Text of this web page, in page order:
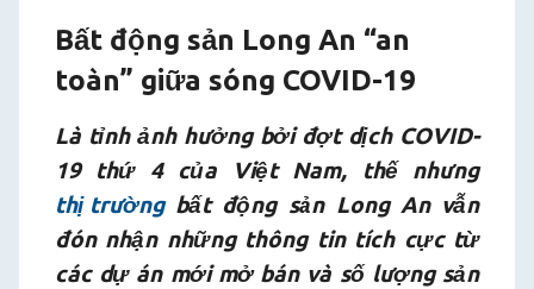
19Bất động sản Long An “an
toàn” giữa sóng COVID-19
Là tỉnh ảnh hưởng bởi đợt dịch COVID-
19 thứ 4 của Việt Nam, thế nhưng
thị trườngbất động sản Long An vẫn
đón nhận những thông tin tích cực từ
các dự án mới mở bán và số lượng sản